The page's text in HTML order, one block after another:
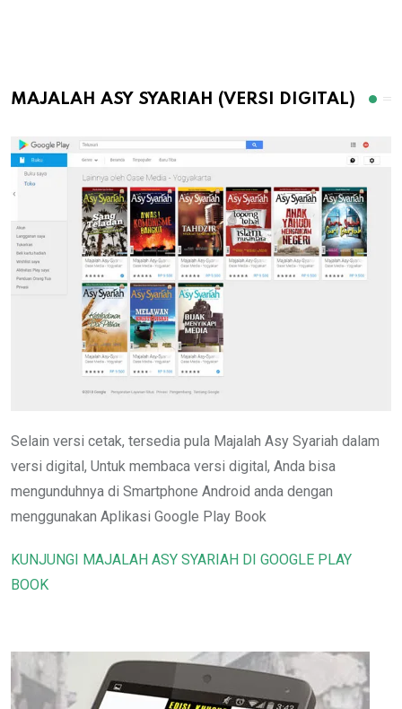
MAJALAH ASY SYARIAH (VERSI DIGITAL)
Selain versi cetak, tersedia pula Majalah Asy Syariah dalam
versi digital, Untuk membaca versi digital, Anda bisa
mengunduhnya di Smartphone Android anda dengan
menggunakan Aplikasi Google Play Book
KUNJUNGI MAJALAH ASY SYARIAH DI GOOGLE PLAY
BOOK